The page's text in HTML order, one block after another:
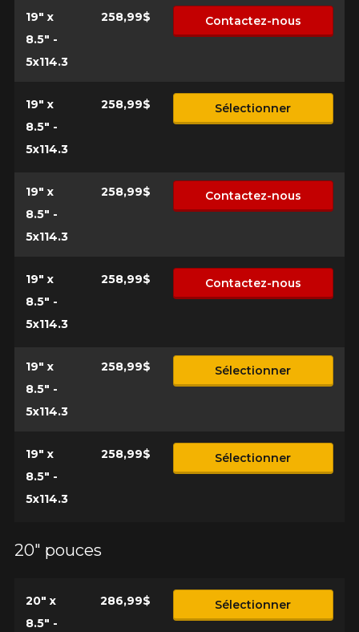
19" x
8.5" -
5x114.3
258,99$ Contactez-nous
19" x
8.5" -
5x114.3
258,99$ Sélectionner
19" x
8.5" -
5x114.3
258,99$ Contactez-nous
19" x
8.5" -
5x114.3
258,99$ Contactez-nous
19" x
8.5" -
5x114.3
258,99$ Sélectionner
19" x
8.5" -
5x114.3
258,99$ Sélectionner
20" pouces
20" x
8.5" -
286,99$ Sélectionner